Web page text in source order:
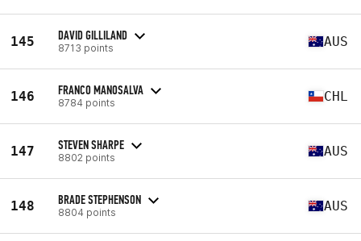
145 DAVID GILLILAND
8713 points AUS
146 FRANCO MANOSALVA
8784 points CHL
147 STEVEN SHARPE
8802 points AUS
148 BRADE STEPHENSON
8804 points AUS